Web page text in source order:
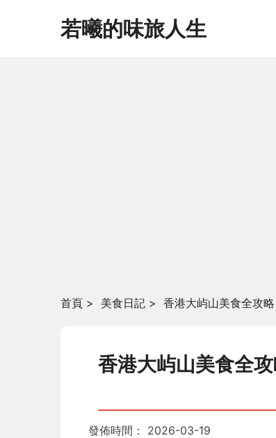
若曦的味旅人生
首頁 > 美食日記 > 香港大屿山美食全攻
香港大屿山美食全
發佈時間： 2026-03-19